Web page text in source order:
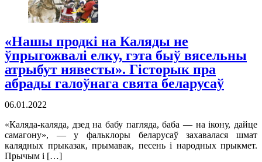
«Нашы продкі на Каляды не
ўпрыгожвалі елку, гэта быў вясельны
атрыбут нявесты». Гісторык пра
абрады галоўнага свята беларусаў
06.01.2022
«Каляда-каляда, дзед на бабу пагляда, баба — на ікону, дайце
самагону», — у фальклоры беларусаў захавалася шмат
калядных прыказак, прымавак, песень і народных прыкмет.
Прычым і […]